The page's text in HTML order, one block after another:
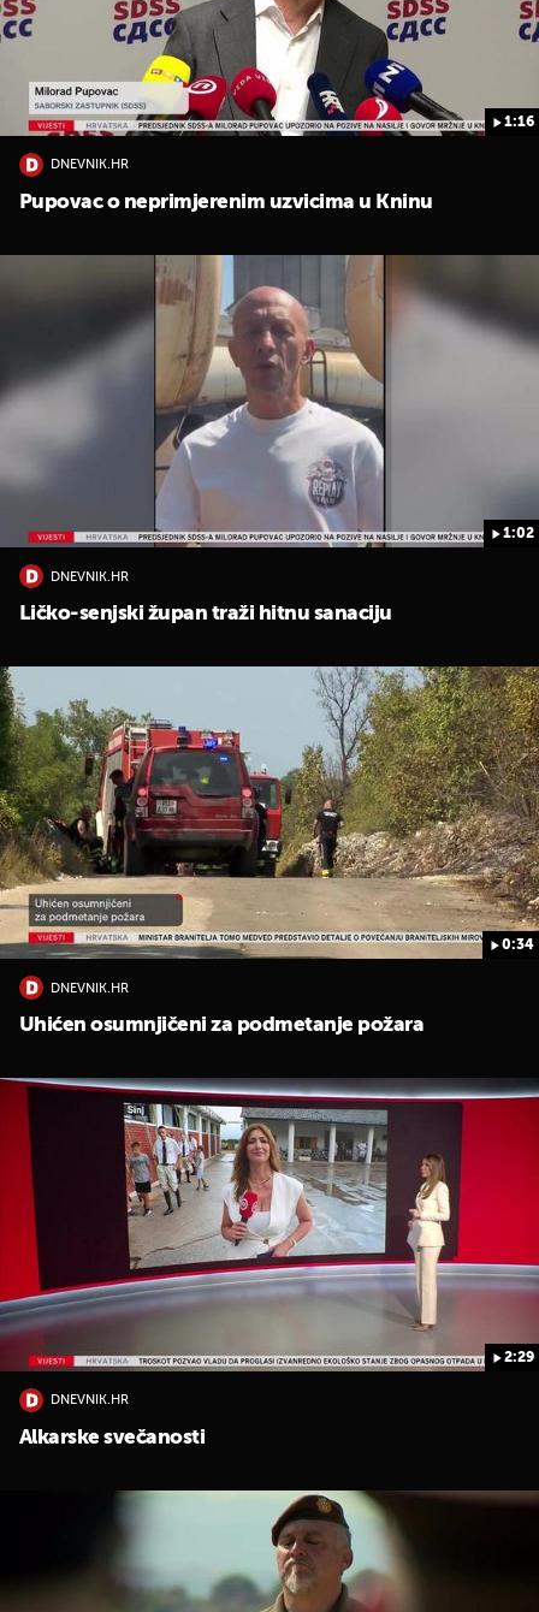
1:16
DNEVNIK.HR
Pupovac o neprimjerenim uzvicima u Kninu
1:02
DNEVNIK.HR
Ličko-senjski župan traži hitnu sanaciju
0:34
DNEVNIK.HR
Uhićen osumnjičeni za podmetanje požara
2:29
DNEVNIK.HR
Alkarske svečanosti